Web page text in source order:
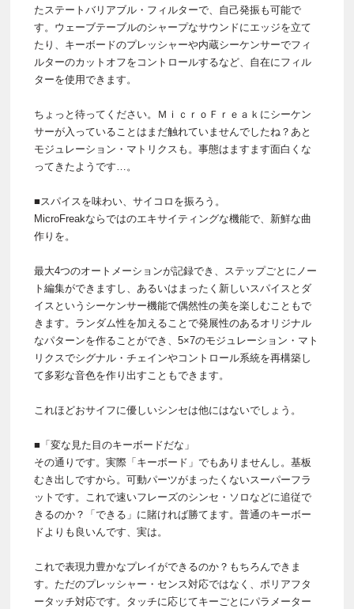
たステートバリアブル・フィルターで、自己発振も可能で
す。ウェーブテーブルのシャープなサウンドにエッジを立て
たり、キーボードのプレッシャーや内蔵シーケンサーでフィ
ルターのカットオフをコントロールするなど、自在にフィル
ターを使用できます。
ちょっと待ってください。ＭｉｃｒｏＦｒｅａｋにシーケン
サーが入っていることはまだ触れていませんでしたね？あと
モジュレーション・マトリクスも。事態はますます面白くな
ってきたようです…。
■スパイスを味わい、サイコロを振ろう。
MicroFreakならではのエキサイティングな機能で、新鮮な曲
作りを。
最大4つのオートメーションが記録でき、ステップごとにノー
ト編集ができますし、あるいはまったく新しいスパイスとダ
イスというシーケンサー機能で偶然性の美を楽しむこともで
きます。ランダム性を加えることで発展性のあるオリジナル
なパターンを作ることができ、5×7のモジュレーション・マト
リクスでシグナル・チェインやコントロール系統を再構築し
て多彩な音色を作り出すこともできます。
これほどおサイフに優しいシンセは他にはないでしょう。
■「変な見た目のキーボードだな」
その通りです。実際「キーボード」でもありませんし。基板
むき出しですから。可動パーツがまったくないスーパーフラ
ットです。これで速いフレーズのシンセ・ソロなどに追従で
きるのか？「できる」に賭ければ勝てます。普通のキーボー
ドよりも良いんです、実は。
これで表現力豊かなプレイができるのか？もちろんできま
す。ただのプレッシャー・センス対応ではなく、ポリアフタ
ータッチ対応です。タッチに応じてキーごとにパラメーター